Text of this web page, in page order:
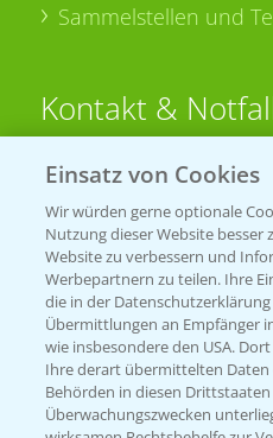
Sammelstellen und
Kontakt &
Beratung auf
T.+49 (0)174 346
KONTAKT
Hilfe in Notfällen
T.+49 (0)214/30-
Einsatz von Cookies
Wir würden gerne optionale
Nutzung dieser Website besser
Website zu verbessern und
Werbepartnern zu teilen. Ihre
die in der
Übermittlungen an Empfänger
wie insbesondere den USA.
Ihre derart übermittelten Daten
Behörden in diesen
Überwachungszwecken